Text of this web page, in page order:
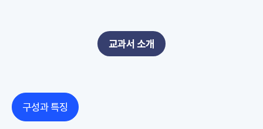
교과서 소개
구성과 특징